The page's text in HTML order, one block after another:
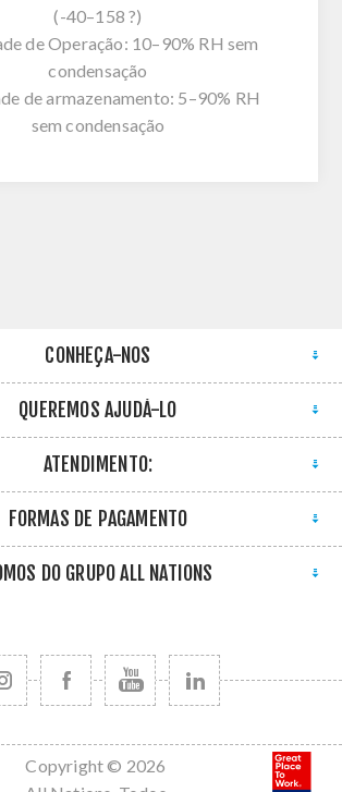
(-40–158 ?)
de Operação: 10–90% RH sem
condensação
de armazenamento: 5–90% RH
sem condensação
CONHEÇA-NOS
QUEREMOS AJUDÁ-LO
ATENDIMENTO:
FORMAS DE PAGAMENTO
DO GRUPO ALL NATIONS
Copyright © 2026